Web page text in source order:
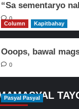
“Sa sementaryo
0
Column
Kapitbahay
Ooops, bawal
0
Pasyal Pasyal